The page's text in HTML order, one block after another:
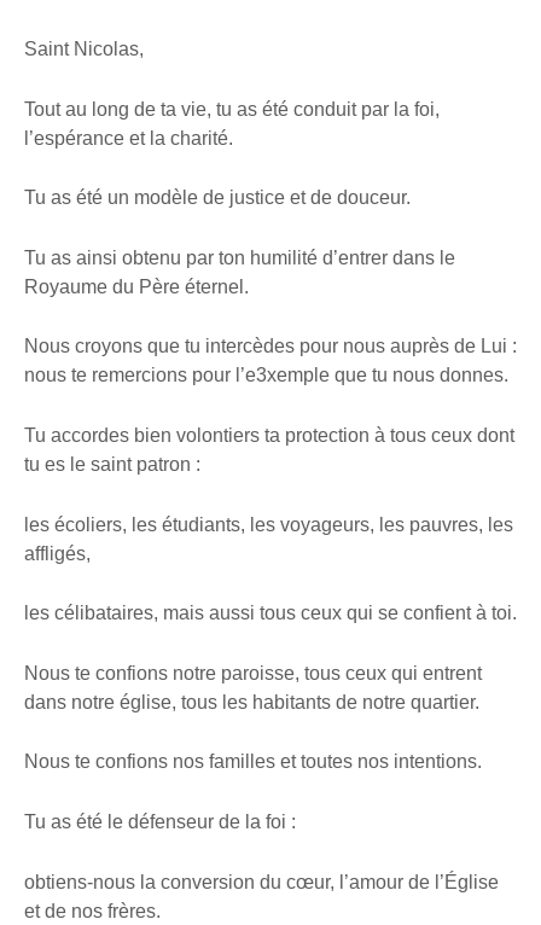
Saint Nicolas,
Tout au long de ta vie, tu as été conduit par la foi,
l’espérance et la charité.
Tu as été un modèle de justice et de douceur.
Tu as ainsi obtenu par ton humilité d’entrer dans le
Royaume du Père éternel.
Nous croyons que tu intercèdes pour nous auprès de Lui :
nous te remercions pour l’e3xemple que tu nous donnes.
Tu accordes bien volontiers ta protection à tous ceux dont
tu es le saint patron :
les écoliers, les étudiants, les voyageurs, les pauvres, les
affligés,
les célibataires, mais aussi tous ceux qui se confient à toi.
Nous te confions notre paroisse, tous ceux qui entrent
dans notre église, tous les habitants de notre quartier.
Nous te confions nos familles et toutes nos intentions.
Tu as été le défenseur de la foi :
obtiens-nous la conversion du cœur, l’amour de l’Église
et de nos frères.